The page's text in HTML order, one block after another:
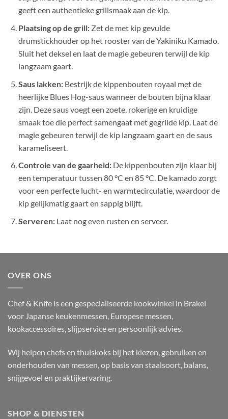
geeft een authentieke grillsmaak aan de kip.
Plaatsing op de grill:Zet de met kip gevulde
drumstickhouder op het rooster van de Yakiniku Kamado.
Sluit het deksel en laat de magie gebeuren terwijl de kip
langzaam gaart.
Saus lakken:Bestrijk de kippenbouten royaal met de
heerlijke Blues Hog-saus wanneer de bouten bijna klaar
zijn. Deze saus voegt een zoete, rokerige en kruidige
smaak toe die perfect samengaat met gegrilde kip. Laat de
magie gebeuren terwijl de kip langzaam gaart en de saus
karameliseert.
Controle van de gaarheid:De kippenbouten zijn klaar bij
een temperatuur tussen 80 °C en 85 °C. De kamado zorgt
voor een perfecte lucht- en warmtecirculatie, waardoor de
kip gelijkmatig gaart en sappig blijft.
Serveren:Laat nog even rusten en serveer.
OVER ONS
Chef & Knife is een gespecialiseerde kookwinkel in Brakel
voor Japanse keukenmessen, Europese messen,
kookaccessoires, slijpservice en persoonlijk advies.
Wij helpen chefs en thuiskoks bij het kiezen, gebruiken en
onderhouden van messen, op basis van staalsoort, balans,
snijgevoel en praktijkervaring.
SHOP & DIENSTEN